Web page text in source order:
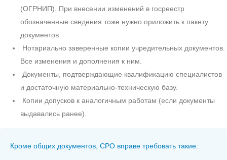
(ОГРНИП). При внесении изменений в госреестр
обозначенные сведения тоже нужно приложить к пакету
документов.
Нотариально заверенные копии учредительных документов.
Все изменения и дополнения к ним.
Документы, подтверждающие квалификацию специалистов
и достаточную материально-техническую базу.
Копии допусков к аналогичным работам (если документы
выдавались ранее).
Кроме общих документов, СРО вправе требовать такие: